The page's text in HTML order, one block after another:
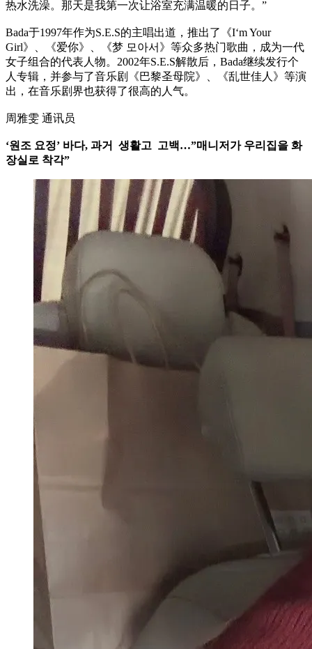
热水洗澡。那天是我第一次让浴室充满温暖的日子。”
Bada于1997年作为S.E.S的主唱出道，推出了《I‘m Your
Girl》、《爱你》、《梦 모아서》等众多热门歌曲，成为一代
女子组合的代表人物。2002年S.E.S解散后，Bada继续发行个
人专辑，并参与了音乐剧《巴黎圣母院》、《乱世佳人》等演
出，在音乐剧界也获得了很高的人气。
周雅雯 通讯员
‘원조 요정’ 바다, 과거 생활고 고백…”매니저가 우리집을 화
장실로 착각”